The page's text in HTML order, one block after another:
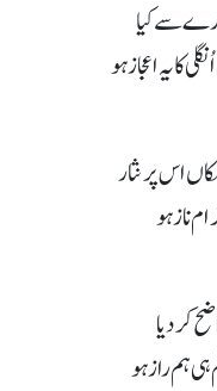
سے کیا
کا یہ اعجاز ہو
اس پر نثار
ناز ہو
کردیا
ہم راز ہو